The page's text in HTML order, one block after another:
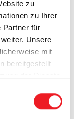
zu
zu Ihrer
Partner für
Unsere
mit
bereitgestellt